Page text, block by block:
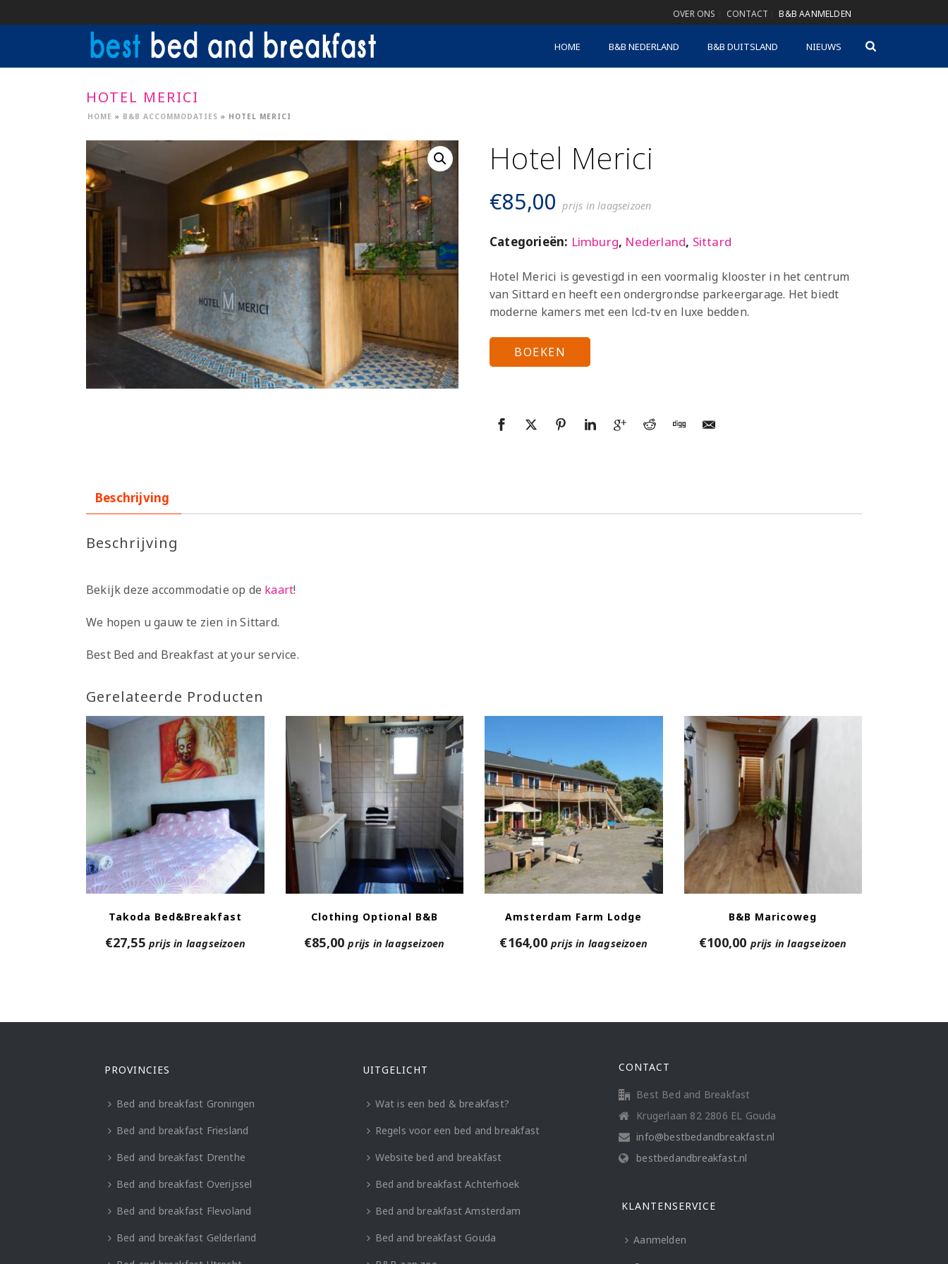
OVER ONS CONTACT B&B AANMELDEN
HOME B&B NEDERLAND B&B DUITSLAND NIEUWS
HOTEL MERICI
HOME » B&B ACCOMMODATIES » HOTEL MERICI
Hotel Merici
€85,00 prijs in laagseizoen
Categorieën: Limburg, Nederland, Sittard
Hotel Merici is gevestigd in een voormalig klooster in het centrum
van Sittard en heeft een ondergrondse parkeergarage. Het biedt
moderne kamers met een lcd-tv en luxe bedden.
BOEKEN
Beschrijving
Beschrijving
Bekijk deze accommodatie op de kaart!
We hopen u gauw te zien in Sittard.
Best Bed and Breakfast at your service.
Gerelateerde Producten
Takoda Bed&Breakfast
€27,55 prijs in laagseizoen
Clothing Optional B&B
€85,00 prijs in laagseizoen
Amsterdam Farm Lodge
€164,00 prijs in laagseizoen
B&B Maricoweg
€100,00 prijs in laagseizoen
PROVINCIES
Bed and breakfast Groningen
Bed and breakfast Friesland
Bed and breakfast Drenthe
Bed and breakfast Overijssel
Bed and breakfast Flevoland
Bed and breakfast Gelderland
UITGELICHT
Wat is een bed & breakfast?
Regels voor een bed and breakfast
Website bed and breakfast
Bed and breakfast Achterhoek
Bed and breakfast Amsterdam
Bed and breakfast Gouda
CONTACT
Best Bed and Breakfast
Krugerlaan 82 2806 EL Gouda
info@bestbedandbreakfast.nl
bestbedandbreakfast.nl
KLANTENSERVICE
Aanmelden